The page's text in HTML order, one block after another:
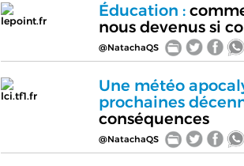
lepoint.fr
Éducation :
nous devenus si
@NatachaQS
lci.tf1.fr
Une météo
prochaines
conséquences
@NatachaQS